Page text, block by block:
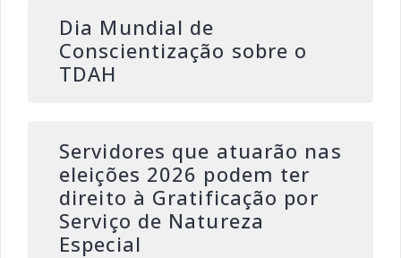
Dia Mundial de
Conscientização sobre o
TDAH
Servidores que atuarão nas
eleições 2026 podem ter
direito à Gratificação por
Serviço de Natureza
Especial